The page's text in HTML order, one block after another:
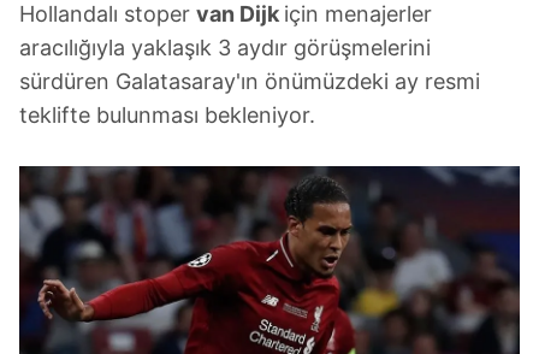
Hollandalı stoper van Dijk için menajerler
aracılığıyla yaklaşık 3 aydır görüşmelerini
sürdüren Galatasaray'ın önümüzdeki ay resmi
teklifte bulunması bekleniyor.